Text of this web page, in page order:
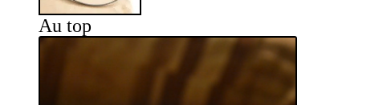
Au top